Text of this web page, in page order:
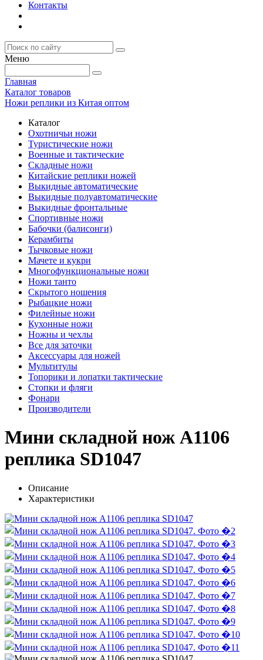
Контакты
Меню
Главная
Каталог товаров
Ножи реплики из Китая оптом
Каталог
Охотничьи ножи
Туристические ножи
Военные и тактические
Складные ножи
Китайские реплики ножей
Выкидные автоматические
Выкидные полуавтоматические
Выкидные фронтальные
Спортивные ножи
Бабочки (балисонги)
Керамбиты
Тычковые ножи
Мачете и кукри
Многофункциональные ножи
Ножи танто
Скрытого ношения
Рыбацкие ножи
Филейные ножи
Кухонные ножи
Ножны и чехлы
Все для заточки
Аксессуары для ножей
Мультитулы
Топорики и лопатки тактические
Стопки и фляги
Фонари
Производители
Мини складной нож A1106
реплика SD1047
Описание
Характеристики